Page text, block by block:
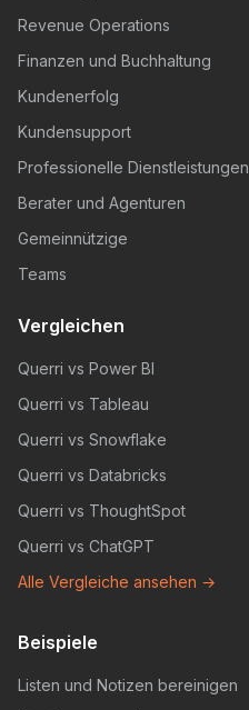
Revenue Operations
Finanzen und Buchhaltung
Kundenerfolg
Kundensupport
Professionelle Dienstleistungen
Berater und Agenturen
Gemeinnützige
Teams
Vergleichen
Querri vs Power BI
Querri vs Tableau
Querri vs Snowflake
Querri vs Databricks
Querri vs ThoughtSpot
Querri vs ChatGPT
Alle Vergleiche ansehen →
Beispiele
Listen und Notizen bereinigen